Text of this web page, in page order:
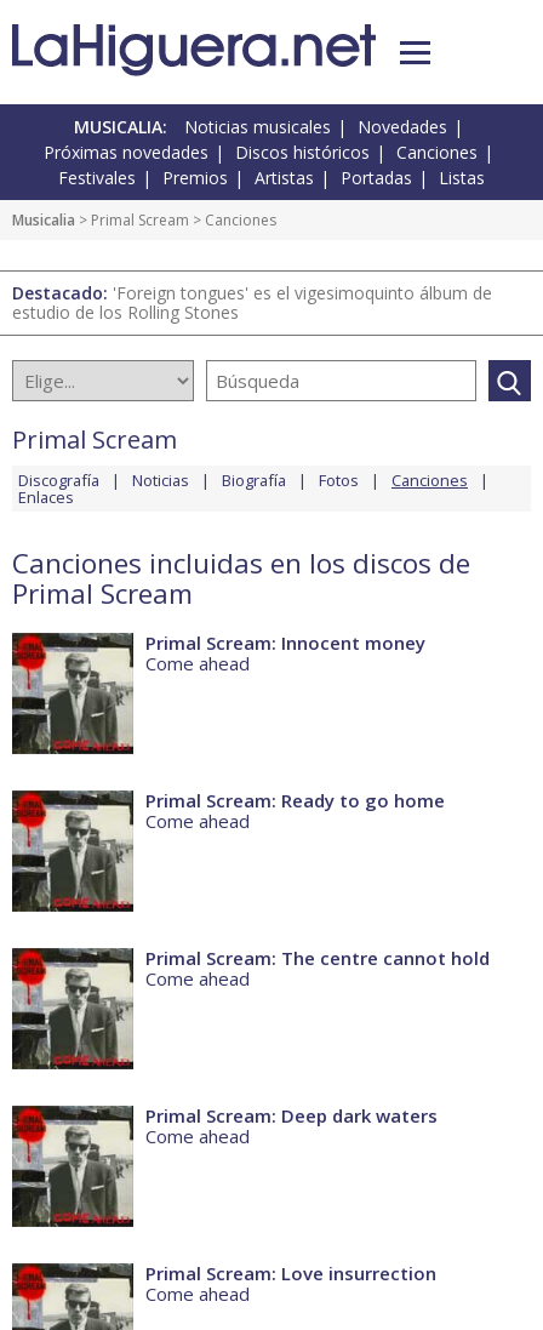
MUSICALIA: Noticias musicales
Novedades
Próximas novedades
Discos históricos
Canciones
Festivales
Premios Artistas Portadas Listas
Musicalia > Primal Scream > Canciones
Destacado: 'Foreign tongues' es el vigesimoquinto álbum de
estudio de los Rolling Stones
Primal Scream
Discografía Noticias Biografía Fotos Canciones
Enlaces
Canciones incluidas en los discos de
Primal Scream
Primal Scream: Innocent money
Come ahead
Primal Scream: Ready to go home
Come ahead
Primal Scream: The centre cannot hold
Come ahead
Primal Scream: Deep dark waters
Come ahead
Primal Scream: Love insurrection
Come ahead